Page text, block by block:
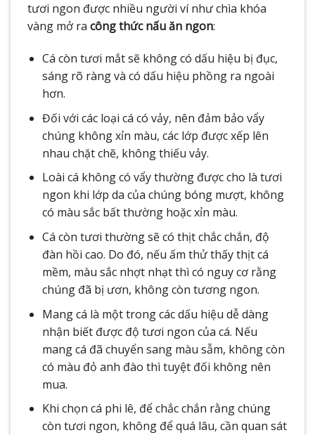
tươi ngon được nhiều người ví như chìa khóa
vàng mở ra công thức nấu ăn ngon:
Cá còn tươi mắt sẽ không có dấu hiệu bị đục,
sáng rõ ràng và có dấu hiệu phồng ra ngoài
hơn.
Đối với các loại cá có vảy, nên đảm bảo vẩy
chúng không xỉn màu, các lớp được xếp lên
nhau chặt chẽ, không thiếu vảy.
Loài cá không có vẩy thường được cho là tươi
ngon khi lớp da của chúng bóng mượt, không
có màu sắc bất thường hoặc xỉn màu.
Cá còn tươi thường sẽ có thịt chắc chắn, độ
đàn hồi cao. Do đó, nếu ấm thử thấy thịt cá
mềm, màu sắc nhợt nhạt thì có nguy cơ rằng
chúng đã bị ươn, không còn tương ngon.
Mang cá là một trong các dấu hiệu dễ dàng
nhận biết được độ tươi ngon của cá. Nếu
mang cá đã chuyển sang màu sẫm, không còn
có màu đỏ anh đào thì tuyệt đối không nên
mua.
Khi chọn cá phi lê, để chắc chắn rằng chúng
còn tươi ngon, không để quá lâu, cần quan sát